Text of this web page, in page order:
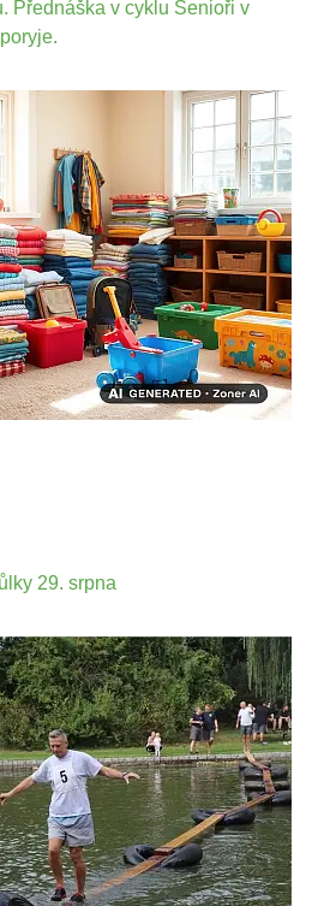
Přednáška v cyklu Senioři v
29. srpna